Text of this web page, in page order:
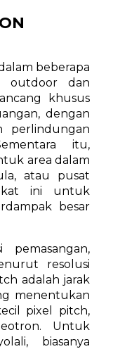
beberapa
outdoor dan
khusus
dengan
perlindungan
itu,
area dalam
atau pusat
ini untuk
besar
pemasangan,
resolusi
adalah jarak
menentukan
pixel pitch,
Untuk
biasanya